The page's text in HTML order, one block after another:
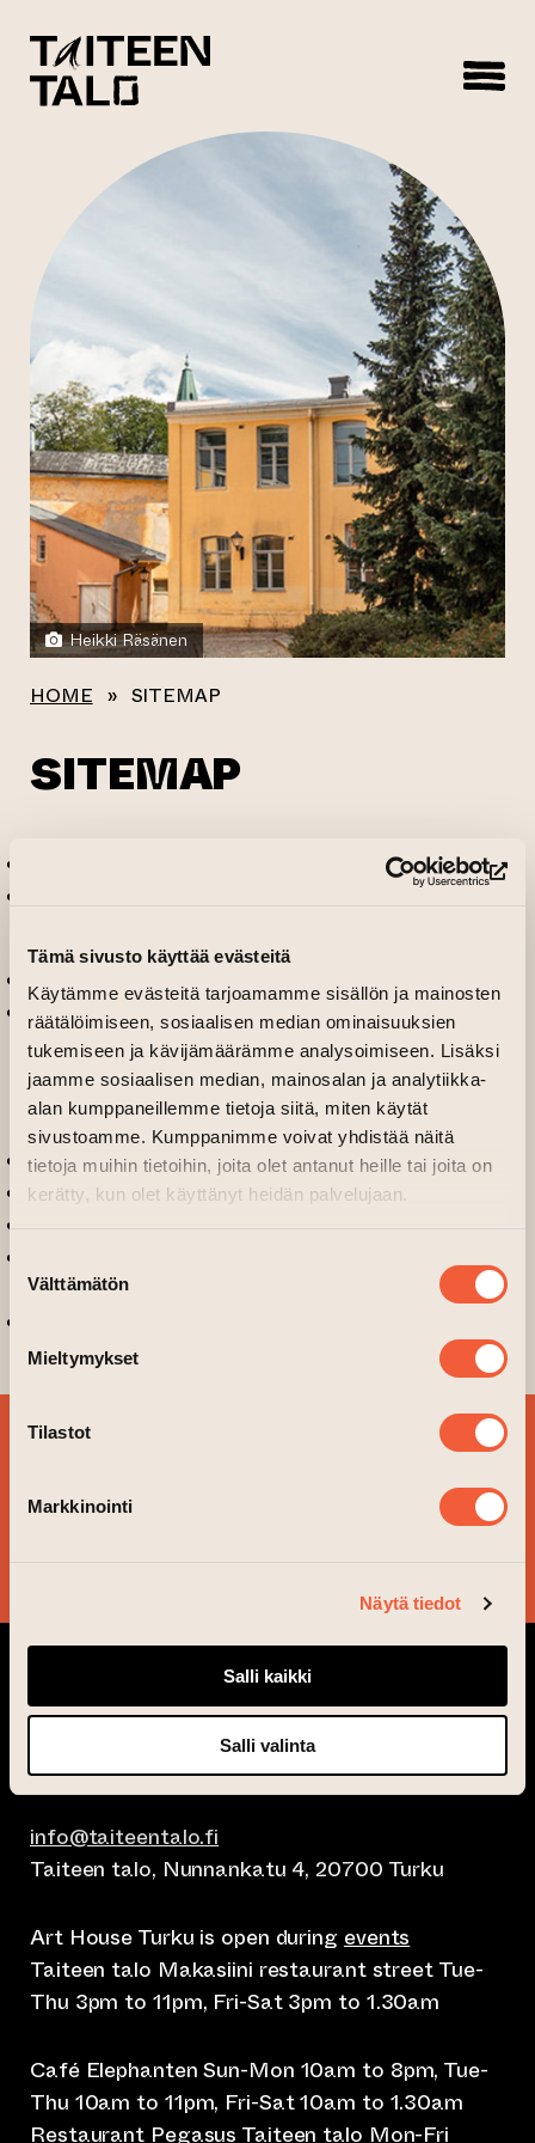
Tämä sivusto käyttää evästeitä
Käytämme evästeitä tarjoamamme sisällön ja mainosten
räätälöimiseen, sosiaalisen median ominaisuuksien
tukemiseen ja kävijämäärämme analysoimiseen. Lisäksi
jaamme sosiaalisen median, mainosalan ja analytiikka-
alan kumppaneillemme tietoja siitä, miten käytät
sivustoamme. Kumppanimme voivat yhdistää näitä
tietoja muihin tietoihin, joita olet antanut heille tai joita on
kerätty, kun olet käyttänyt heidän palvelujaan.
Suostumuksen
valinta
Välttämätön
Mieltymykset
Tilastot
Markkinointi
Näytä tiedot
Salli kaikki
Salli valinta
Heikki Räsänen
HOME » SITEMAP
SITEMAP
Community
Culturhub
Culturhub Community
CULTURHUB made Extra Live
Partners network
Digital Art House
Event Spaces
Locations
summer programme
SIGN UP FOR OUR
YES, PLEASE!
info@taiteentalo.fi
Taiteen talo, Nunnankatu 4, 20700 Turku
Art House Turku is open during events
Taiteen talo Makasiini restaurant street Tue-
Thu 3pm to 11pm, Fri-Sat 3pm to 1.30am
Café Elephanten Sun-Mon 10am to 8pm, Tue-
Thu 10am to 11pm, Fri-Sat 10am to 1.30am
Restaurant Pegasus Taiteen talo Mon-Fri